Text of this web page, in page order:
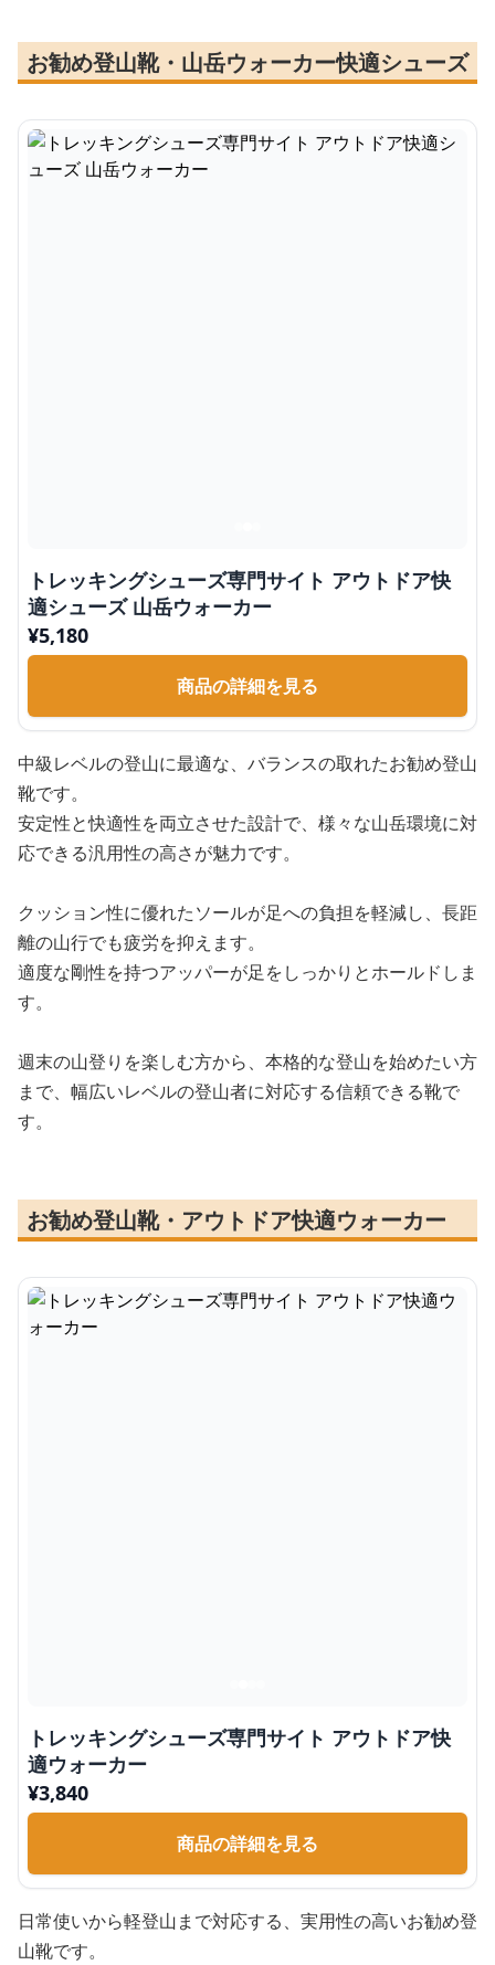
お勧め登山靴・山岳ウォーカー快適シューズ
トレッキングシューズ専門サイト アウトドア快
適シューズ 山岳ウォーカー
¥5,180
商品の詳細を見る
中級レベルの登山に最適な、バランスの取れたお勧め登山
靴です。
安定性と快適性を両立させた設計で、様々な山岳環境に対
応できる汎用性の高さが魅力です。
クッション性に優れたソールが足への負担を軽減し、長距
離の山行でも疲労を抑えます。
適度な剛性を持つアッパーが足をしっかりとホールドしま
す。
週末の山登りを楽しむ方から、本格的な登山を始めたい方
まで、幅広いレベルの登山者に対応する信頼できる靴で
す。
お勧め登山靴・アウトドア快適ウォーカー
トレッキングシューズ専門サイト アウトドア快
適ウォーカー
¥3,840
商品の詳細を見る
日常使いから軽登山まで対応する、実用性の高いお勧め登
山靴です。